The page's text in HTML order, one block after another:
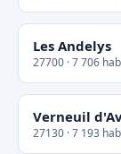
Les Andelys
27700 · 7 706
Verneuil
27130 · 7 193